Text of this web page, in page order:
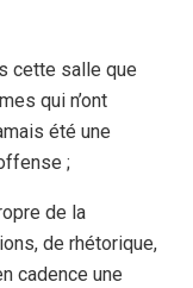
cette salle que
qui n’ont
été une
;
de la
de rhétorique,
cadence une